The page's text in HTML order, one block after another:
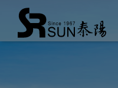
クッキー利用の管理について